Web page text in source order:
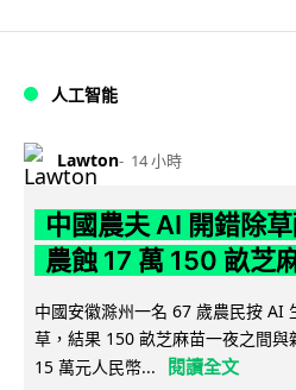
人工智能
Lawton 14 小時
中國農夫 AI 開錯除
農蝕 17 萬 150 畝芝
中國安徽滁州一名 67 歲農民按 AI
草，結果 150 畝芝麻苗一夜之間
15 萬元人民幣...
閱讀全文